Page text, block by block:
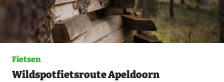
Fietsen
Wildspotfietsroute Apeldoorn